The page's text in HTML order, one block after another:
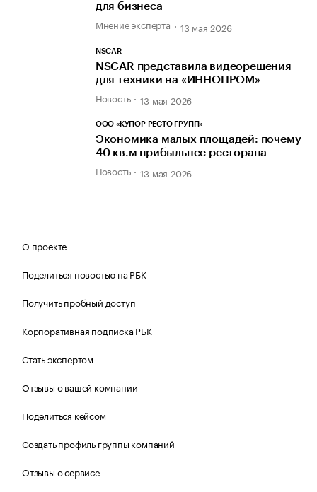
для бизнеса
Мнение эксперта 13 мая 2026
NSCAR
NSCAR представила видеорешения
для техники на «ИННОПРОМ»
Новость 13 мая 2026
ООО «КУПОР РЕСТО ГРУПП»
Экономика малых площадей: почему
40 кв.м прибыльнее ресторана
Новость 13 мая 2026
О проекте
Поделиться новостью на РБК
Получить пробный доступ
Корпоративная подписка РБК
Стать экспертом
Отзывы о вашей компании
Поделиться кейсом
Создать профиль группы компаний
Отзывы о сервисе